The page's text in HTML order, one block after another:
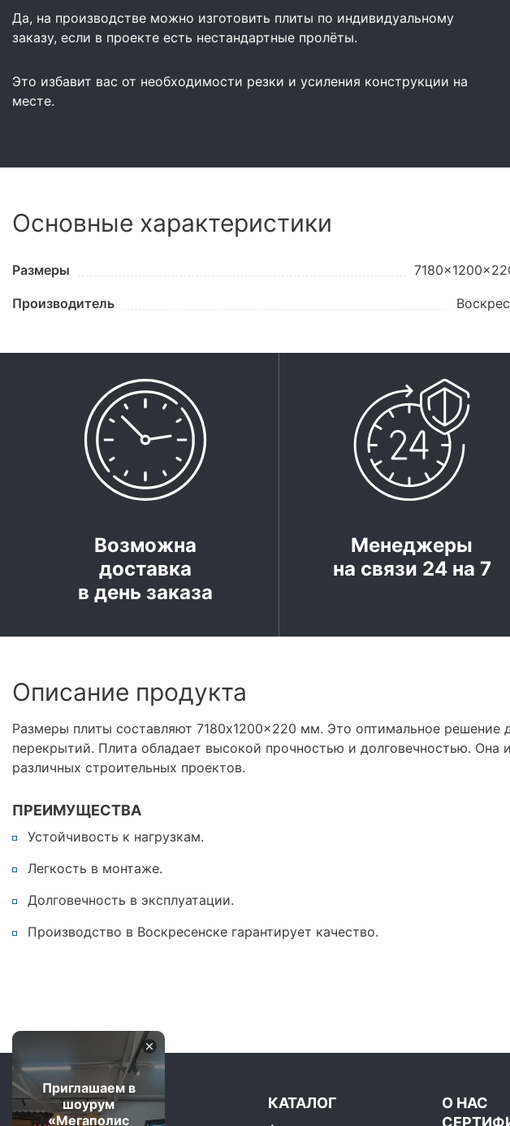
Да, на производстве можно изготовить плиты по индивидуальному
заказу, если в проекте есть нестандартные пролёты.
Это избавит вас от необходимости резки и усиления конструкции на
месте.
Основные характеристики
Размеры
Производитель
Возможна
доставка
в день заказа
Менеджеры
на связи 24 на 7
Описание продукта
Размеры плиты составляют 7180x1200x220 мм. Это оптимальное решение
перекрытий. Плита обладает высокой прочностью и долговечностью. Она
различных строительных проектов.
ПРЕИМУЩЕСТВА
Устойчивость к нагрузкам.
Легкость в монтаже.
Долговечность в эксплуатации.
Производство в Воскресенске гарантирует качество.
КАТАЛОГ
О НАС
Приглашаем в
шоурум
«Мегаполис